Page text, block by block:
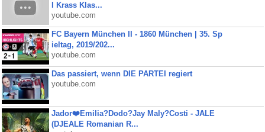
I Krass Klas...
youtube.com
FC Bayern München II - 1860 München | 35. Sp
ieltag, 2019/202...
youtube.com
Das passiert, wenn DIE PARTEI regiert
youtube.com
Jador❤️Emilia?Dodo?Jay Maly?Costi - JALE
(DJEALE Romanian R...